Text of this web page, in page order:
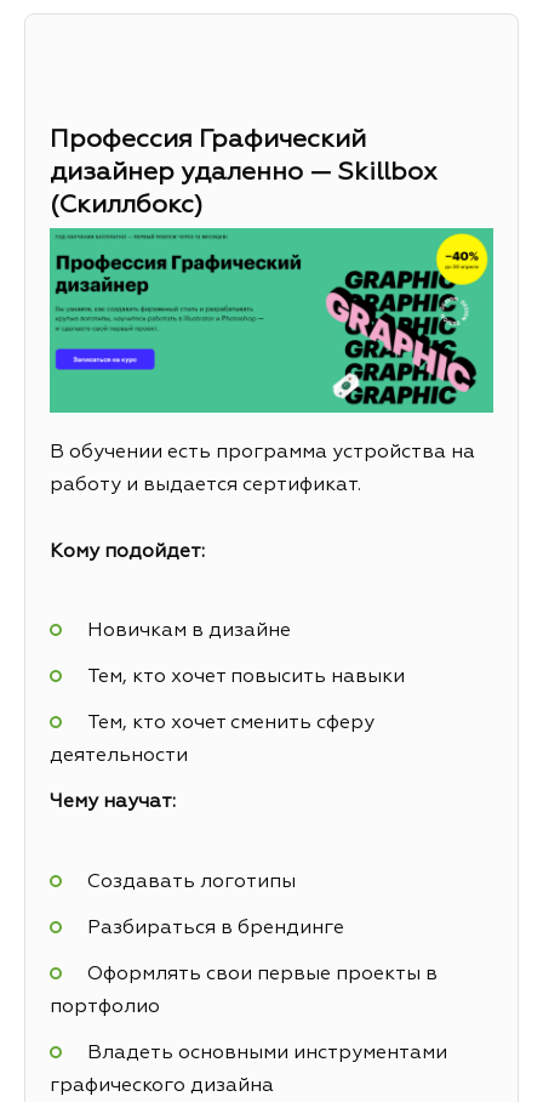
Профессия Графический
дизайнер удаленно — Skillbox
(Скиллбокс)
В обучении есть программа устройства на
работу и выдается сертификат.
Кому подойдет:
Новичкам в дизайне
Тем, кто хочет повысить навыки
Тем, кто хочет сменить сферу
деятельности
Чему научат:
Создавать логотипы
Разбираться в брендинге
Оформлять свои первые проекты в
портфолио
Владеть основными инструментами
графического дизайна